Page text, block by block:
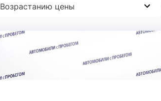
Возрастанию цены